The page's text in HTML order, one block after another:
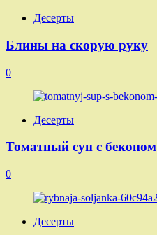
Десерты
Блины на скорую руку
0
Десерты
Томатный суп с беконом
0
Десерты